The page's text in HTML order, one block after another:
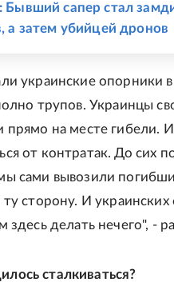
Бывший сапер стал
а затем убийцей дронов
украинские опорники
трупов. Украинцы
прямо на месте гибели.
от контратак. До сих
сами вывозили
ту сторону. И
здесь делать нечего", -
сталкиваться?